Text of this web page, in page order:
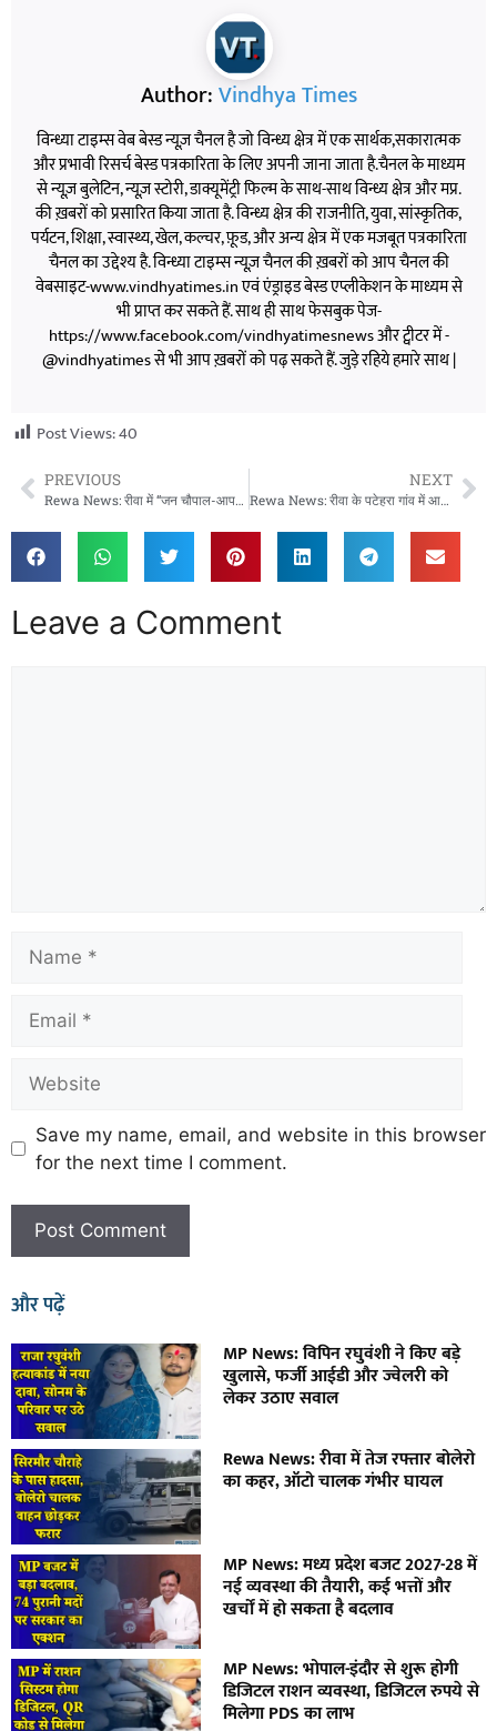
Author:Vindhya Times
विन्ध्या टाइम्स वेब बेस्ड न्यूज़ चैनल है जो विन्ध्य क्षेत्र में एक सार्थक,सकारात्मक
और प्रभावी रिसर्च बेस्ड पत्रकारिता के लिए अपनी जाना जाता है.चैनल के माध्यम
से न्यूज़ बुलेटिन, न्यूज़ स्टोरी, डाक्यूमेंट्री फिल्म के साथ-साथ विन्ध्य क्षेत्र और मप्र.
की ख़बरों को प्रसारित किया जाता है. विन्ध्य क्षेत्र की राजनीति, युवा, सांस्कृतिक,
पर्यटन, शिक्षा, स्वास्थ्य, खेल, कल्चर, फ़ूड, और अन्य क्षेत्र में एक मजबूत पत्रकारिता
चैनल का उद्देश्य है. विन्ध्या टाइम्स न्यूज़ चैनल की ख़बरों को आप चैनल की
वेबसाइट-www.vindhyatimes.in एवं एंड्राइड बेस्ड एप्लीकेशन के माध्यम से
भी प्राप्त कर सकते हैं. साथ ही साथ फेसबुक पेज-
https://www.facebook.com/vindhyatimesnews और ट्वीटर में -
@vindhyatimes से भी आप ख़बरों को पढ़ सकते हैं. जुड़े रहिये हमारे साथ |
Post Views:40
PREVIOUS
Rewa News: रीवा में “जन चौपाल-आपकी पुलिस आपके द्वार” अभियान, गांव-गांव पहुंची पुलिस
NEXT
Rewa News: रीवा के पटेहरा गांव में आमने-सामने बाइक टक्कर, 6 लोग घायल, 5 की हालत गंभीर
Leave a Comment
Save my name, email, and website in this browser
for the next time I comment.
और पढ़ें
MP News: विपिन रघुवंशी ने किए बड़े
खुलासे, फर्जी आईडी और ज्वेलरी को
लेकर उठाए सवाल
Rewa News: रीवा में तेज रफ्तार बोलेरो
का कहर, ऑटो चालक गंभीर घायल
MP News: मध्य प्रदेश बजट 2027-28 में
नई व्यवस्था की तैयारी, कई भत्तों और
खर्चों में हो सकता है बदलाव
MP News: भोपाल-इंदौर से शुरू होगी
डिजिटल राशन व्यवस्था, डिजिटल रुपये से
मिलेगा PDS का लाभ